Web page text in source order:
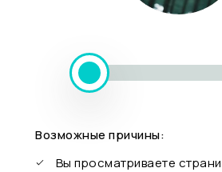
Возможные причины:
Вы просматриваете